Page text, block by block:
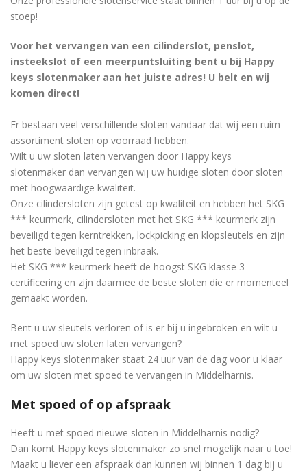
stoep!
Voor het vervangen van een cilinderslot, penslot,
insteekslot of een meerpuntsluiting bent u bij Happy
keys slotenmaker aan het juiste adres! U belt en wij
komen direct!
Er bestaan ​​veel verschillende sloten vandaar dat wij een ruim
assortiment sloten op voorraad hebben.
Wilt u uw sloten laten vervangen door Happy keys
slotenmaker dan vervangen wij uw huidige sloten door sloten
met hoogwaardige kwaliteit.
Onze cilindersloten zijn getest op kwaliteit en hebben het SKG
*** keurmerk, cilindersloten met het SKG *** keurmerk zijn
beveiligd tegen kerntrekken, lockpicking en klopsleutels en zijn
het beste beveiligd tegen inbraak.
Het SKG *** keurmerk heeft de hoogst SKG klasse 3
certificering en zijn daarmee de beste sloten die er momenteel
gemaakt worden.
Bent u uw sleutels verloren of is er bij u ingebroken en wilt u
met spoed uw sloten laten vervangen?
Happy keys slotenmaker staat 24 uur van de dag voor u klaar
om uw sloten met spoed te vervangen in Middelharnis.
Met spoed of op afspraak
Heeft u met spoed nieuwe sloten in Middelharnis nodig?
Dan komt Happy keys slotenmaker zo snel mogelijk naar u toe!
Maakt u liever een afspraak dan kunnen wij binnen 1 dag bij u